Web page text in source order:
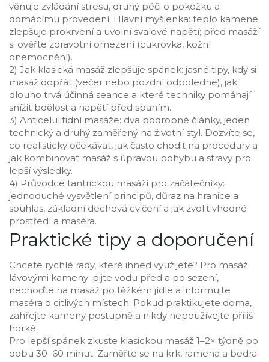
věnuje zvládání stresu, druhý péči o pokožku a
domácímu provedení. Hlavní myšlenka: teplo kamene
zlepšuje prokrvení a uvolní svalové napětí; před masáží
si ověřte zdravotní omezení (cukrovka, kožní
onemocnění).
2) Jak klasická masáž zlepšuje spánek: jasné tipy, kdy si
masáž dopřát (večer nebo pozdní odpoledne), jak
dlouho trvá účinná seance a které techniky pomáhají
snížit bdělost a napětí před spaním.
3) Anticelulitidní masáže: dva podrobné články, jeden
technický a druhý zaměřený na životní styl. Dozvíte se,
co realisticky očekávat, jak často chodit na procedury a
jak kombinovat masáž s úpravou pohybu a stravy pro
lepší výsledky.
4) Průvodce tantrickou masáží pro začátečníky:
jednoduché vysvětlení principů, důraz na hranice a
souhlas, základní dechová cvičení a jak zvolit vhodné
prostředí a maséra.
Praktické tipy a doporučení
Chcete rychlé rady, které ihned využijete? Pro masáž
lávovými kameny: pijte vodu před a po sezení,
nechoďte na masáž po těžkém jídle a informujte
maséra o citlivých místech. Pokud praktikujete doma,
zahřejte kameny postupně a nikdy nepoužívejte příliš
horké.
Pro lepší spánek zkuste klasickou masáž 1–2× týdně po
dobu 30–60 minut. Zaměřte se na krk, ramena a bedra.